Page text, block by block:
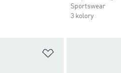
Sportswear
3 kolory